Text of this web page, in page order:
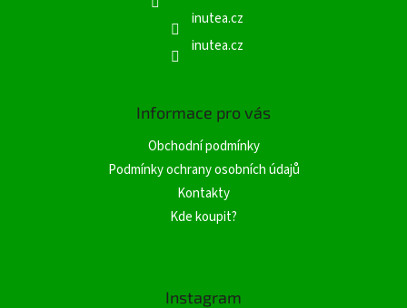
inutea.cz
inutea.cz
Informace pro vás
Obchodní podmínky
Podmínky ochrany osobních údajů
Kontakty
Kde koupit?
Instagram